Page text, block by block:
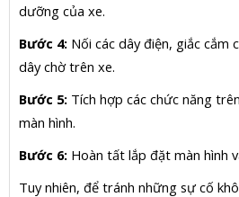
dưỡng của xe.
Bước 4: Nối các dây điện, giắc cắm
dây chờ trên xe.
Bước 5: Tích hợp các chức năng
màn hình.
Bước 6: Hoàn tất lắp đặt màn hình
Tuy nhiên, để tránh những sự cố